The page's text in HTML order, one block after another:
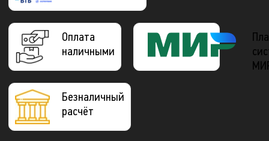
Оплата
наличными
Безналичный
расчёт